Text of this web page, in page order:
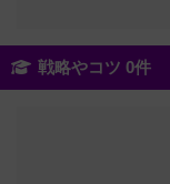
戦略やコツ 0件